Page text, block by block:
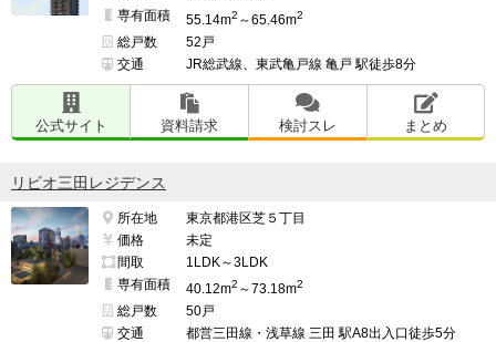
専有面積
55.14m2 ～65.46m2
総戸数
52戸
交通
JR総武線、東武亀戸線 亀戸 駅徒歩8分
公式サイト 資料請求 検討スレ まとめ
リビオ三田レジデンス
所在地
東京都港区芝５丁目
価格
未定
間取
1LDK～3LDK
専有面積
40.12m2 ～73.18m2
総戸数
50戸
交通
都営三田線・浅草線 三田 駅A8出入口徒歩5分